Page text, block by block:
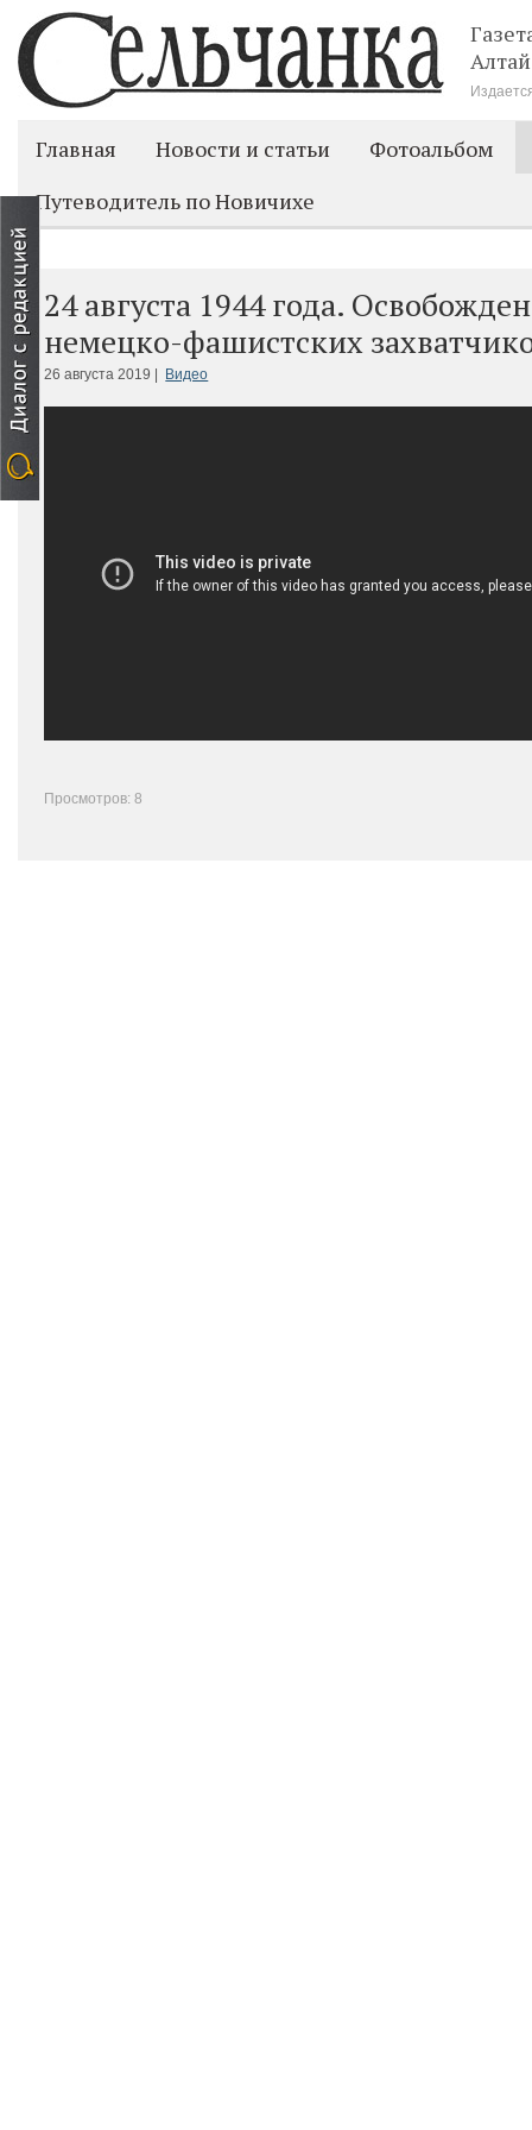
Главная Новости и статьи
Фотоальбом
Путеводитель по Новичихе
24 августа 1944 года.
немецко-фашистских
26 августа 2019 | Видео
Просмотров: 8